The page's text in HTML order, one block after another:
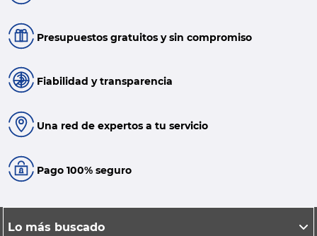
Presupuestos gratuitos y sin compromiso
Fiabilidad y transparencia
Una red de expertos a tu servicio
Pago 100% seguro
Lo más buscado